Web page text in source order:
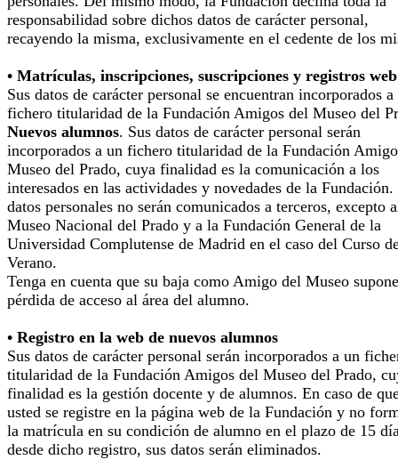
responsabilidad sobre dichos datos de carácter personal,
recayendo la misma, exclusivamente en el cedente de los
• Matrículas, inscripciones, suscripciones y registros web
Sus datos de carácter personal se encuentran incorporados a
fichero titularidad de la Fundación Amigos del Museo del
Nuevos alumnos. Sus datos de carácter personal serán
incorporados a un fichero titularidad de la Fundación
Museo del Prado, cuya finalidad es la comunicación a los
interesados en las actividades y novedades de la Fundación.
datos personales no serán comunicados a terceros, excepto
Museo Nacional del Prado y a la Fundación General de la
Universidad Complutense de Madrid en el caso del Curso
Verano.
Tenga en cuenta que su baja como Amigo del Museo
pérdida de acceso al área del alumno.
• Registro en la web de nuevos alumnos
Sus datos de carácter personal serán incorporados a un
titularidad de la Fundación Amigos del Museo del Prado,
finalidad es la gestión docente y de alumnos. En caso de
usted se registre en la página web de la Fundación y no
la matrícula en su condición de alumno en el plazo de 15
desde dicho registro, sus datos serán eliminados.